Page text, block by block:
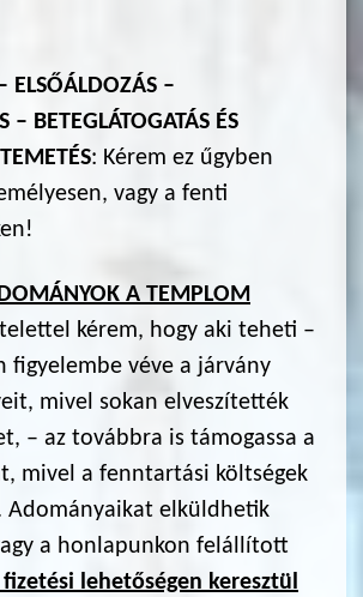
ELSŐÁLDOZÁS –
– BETEGLÁTOGATÁS ÉS
: Kérem ez űgyben
vagy a fenti
A TEMPLOM
kérem, hogy aki teheti –
figyelembe véve a járvány
mivel sokan elveszítették
– az továbbra is támogassa a
mivel a fenntartási költségek
Adományaikat elküldhetik
a honlapunkon felállított
lehetőségen keresztül